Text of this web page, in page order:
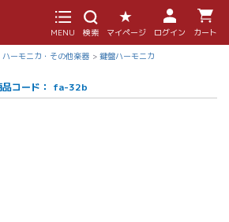
MENU 検索 マイページ ログイン カート
ハーモニカ・その他楽器
鍵盤ハーモニカ
品コード： fa-32b